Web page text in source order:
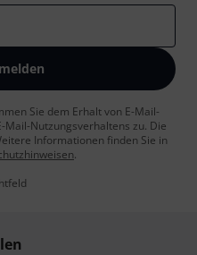
Sie dem Erhalt von E-Mail-
Mail-Nutzungsverhaltens zu. Die
Informationen finden Sie in
.